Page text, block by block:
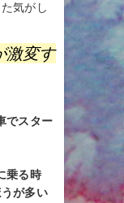
気がし
変す
でスター
乗る時
が多い